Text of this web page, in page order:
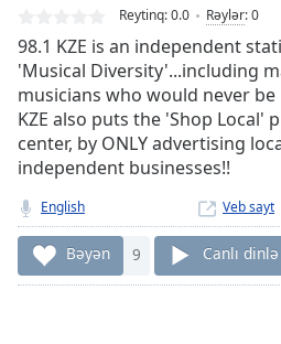
Type LIVE
Seek to
live,
currently
behind
liveLIVE
Remaining
Time-
Playback
Rate
Reytinq:0.0 Rəylər:0
98.1 KZE is an independent
'Musical Diversity'...including
musicians who would never
KZE also puts the 'Shop Local'
center, by ONLY advertising
independent businesses!!
English Veb sayt
Bəyən 9 Canlı dinlə